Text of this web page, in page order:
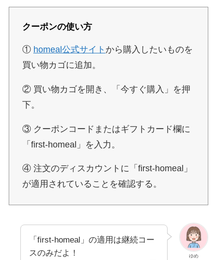
クーポンの使い方
① homeal公式サイト から購入したいものを
買い物カゴに追加。
② 買い物カゴを開き、「今すぐ購入」を押
下。
③ クーポンコードまたはギフトカード欄に
「first-homeal」を入力。
④ 注文のディスカウントに「first-homeal」
が適用されていることを確認する。
ゆめ
「first-homeal」の適用は継続コー
スのみだよ！